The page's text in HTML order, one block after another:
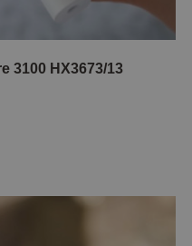
3100 HX3673/13